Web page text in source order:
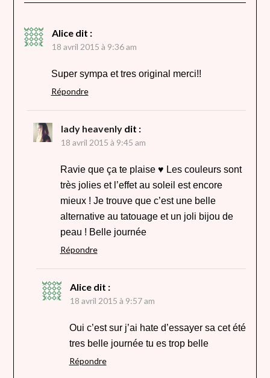
Alice dit :
18 avril 2015 à 9:36 am
Super sympa et tres original merci!!
Répondre
lady heavenly dit :
18 avril 2015 à 9:45 am
Ravie que ça te plaise ♥ Les couleurs sont
très jolies et l’effet au soleil est encore
mieux ! Je trouve que c’est une belle
alternative au tatouage et un joli bijou de
peau ! Belle journée
Répondre
Alice dit :
18 avril 2015 à 9:57 am
Oui c’est sur j’ai hate d’essayer sa cet été
tres belle journée tu es trop belle
Répondre